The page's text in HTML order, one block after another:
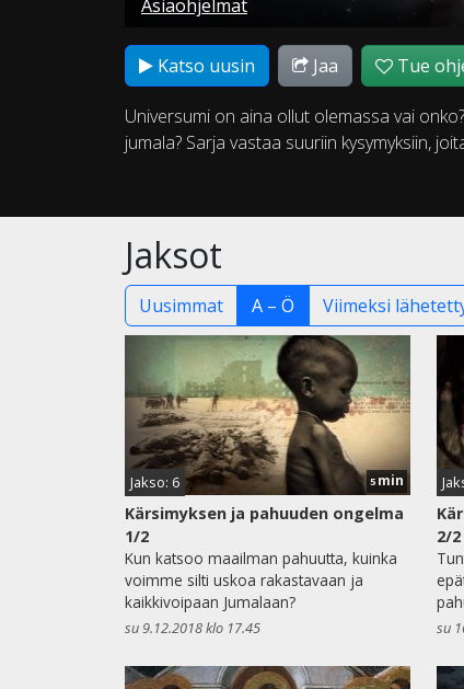
Asiaohjelmat
Katso uusin Jaa Tue
Universumi on aina ollut olemassa vai
jumala? Sarja vastaa suuriin kysymyksiin,
Jaksot
Uusimmat A – Ö Viimeksi
Jakso: 6 5 min
Kärsimyksen ja pahuuden ongelma
1/2
Kun katsoo maailman pahuutta, kuinka
voimme silti uskoa rakastavaan ja
kaikkivoipaan Jumalaan?
su 9.12.2018 klo 17.45
2/2
su